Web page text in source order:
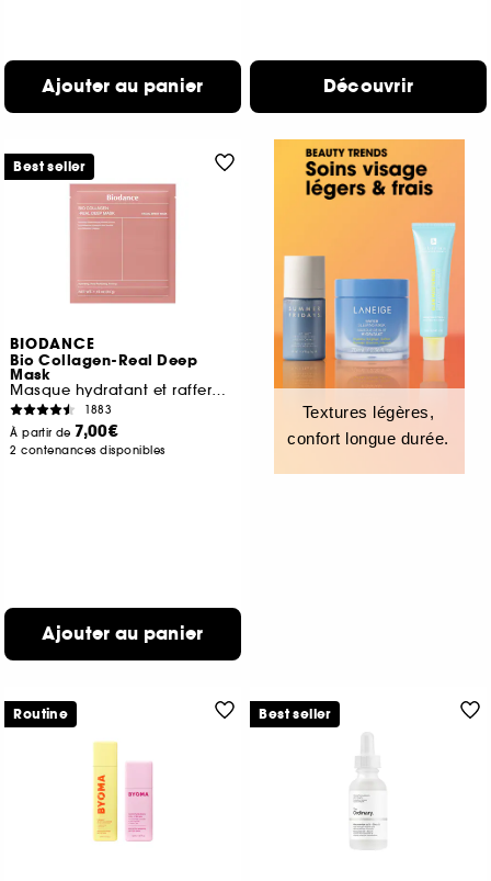
Ajouter au panier Découvrir
BIODANCE
Bio Collagen-Real Deep
Mask
Masque hydratant et raffermissant
1883
À partir de 7,00€
2 contenances disponibles
Ajouter au panier
Best seller
Textures légères,
confort longue durée.
Routine Best seller